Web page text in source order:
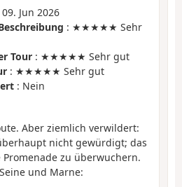
09. Jun 2026
: ★★★★★ Sehr
Tour : ★★★★★ Sehr gut
: ★★★★★ Sehr gut
: Nein
Aber ziemlich verwildert:
nicht gewürdigt; das
zu überwuchern.
und Marne: